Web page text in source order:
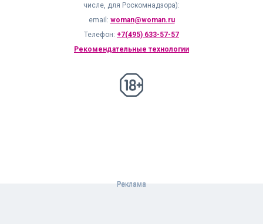
числе, для Роскомнадзора):
email: woman@woman.ru
Телефон: +7(495) 633-57-57
Рекомендательные технологии
18+